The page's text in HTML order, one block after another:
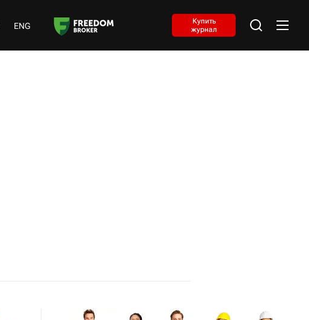
ENG
Купить
журнал